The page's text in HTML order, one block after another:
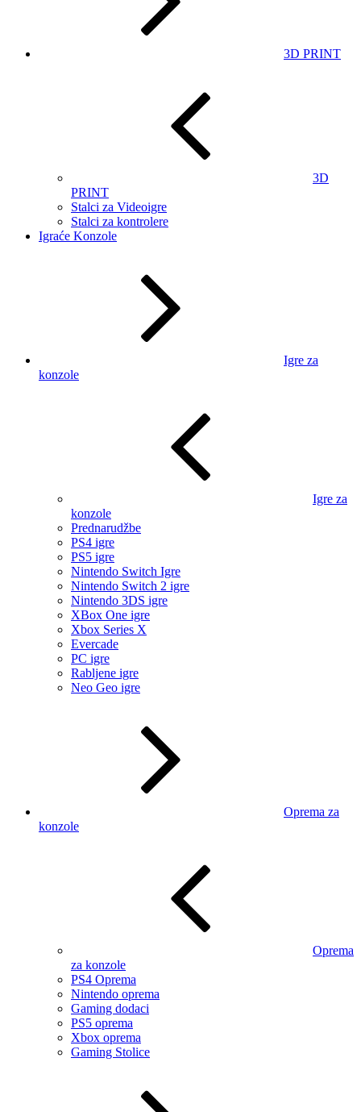
3D PRINT
3D
PRINT
Stalci za Videoigre
Stalci za kontrolere
Igraće Konzole
Igre za
konzole
Igre za
konzole
Prednarudžbe
PS4 igre
PS5 igre
Nintendo Switch Igre
Nintendo Switch 2 igre
Nintendo 3DS igre
XBox One igre
Xbox Series X
Evercade
PC igre
Rabljene igre
Neo Geo igre
Oprema za
konzole
Oprema
za konzole
PS4 Oprema
Nintendo oprema
Gaming dodaci
PS5 oprema
Xbox oprema
Gaming Stolice